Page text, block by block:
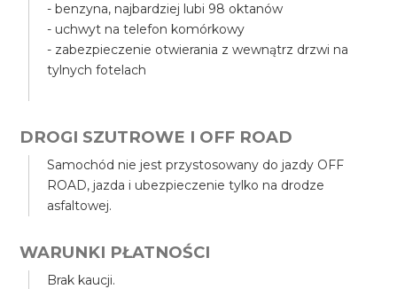
- benzyna, najbardziej lubi 98 oktanów
- uchwyt na telefon komórkowy
- zabezpieczenie otwierania z wewnątrz drzwi na
tylnych fotelach
DROGI SZUTROWE I OFF ROAD
Samochód nie jest przystosowany do jazdy OFF
ROAD, jazda i ubezpieczenie tylko na drodze
asfaltowej.
WARUNKI PŁATNOŚCI
Brak kaucji.